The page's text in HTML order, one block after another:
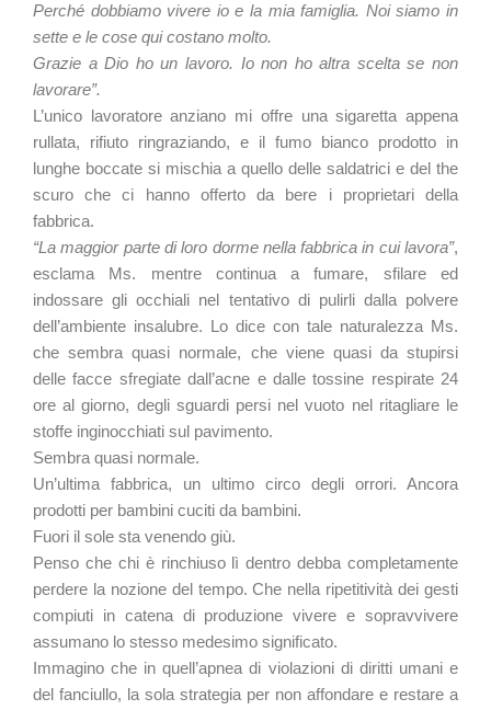
Perché dobbiamo vivere io e la mia famiglia. Noi siamo in
sette e le cose qui costano molto.
Grazie a Dio ho un lavoro. Io non ho altra scelta se non
lavorare”.
L’unico lavoratore anziano mi offre una sigaretta appena
rullata, rifiuto ringraziando, e il fumo bianco prodotto in
lunghe boccate si mischia a quello delle saldatrici e del the
scuro che ci hanno offerto da bere i proprietari della
fabbrica.
“La maggior parte di loro dorme nella fabbrica in cui lavora”,
esclama Ms. mentre continua a fumare, sfilare ed
indossare gli occhiali nel tentativo di pulirli dalla polvere
dell’ambiente insalubre. Lo dice con tale naturalezza Ms.
che sembra quasi normale, che viene quasi da stupirsi
delle facce sfregiate dall’acne e dalle tossine respirate 24
ore al giorno, degli sguardi persi nel vuoto nel ritagliare le
stoffe inginocchiati sul pavimento.
Sembra quasi normale.
Un’ultima fabbrica, un ultimo circo degli orrori. Ancora
prodotti per bambini cuciti da bambini.
Fuori il sole sta venendo giù.
Penso che chi è rinchiuso lì dentro debba completamente
perdere la nozione del tempo. Che nella ripetitività dei gesti
compiuti in catena di produzione vivere e sopravvivere
assumano lo stesso medesimo significato.
Immagino che in quell’apnea di violazioni di diritti umani e
del fanciullo, la sola strategia per non affondare e restare a